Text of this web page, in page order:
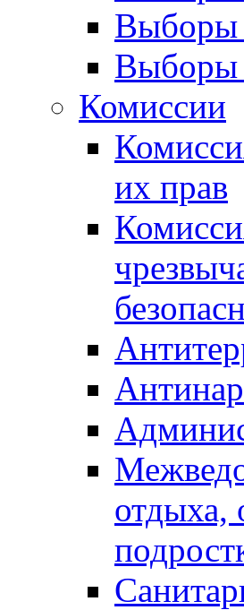
Выборы
Выборы
Комиссии
их прав
отдыха,